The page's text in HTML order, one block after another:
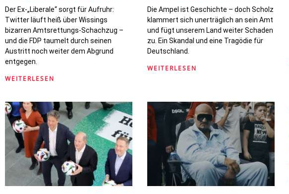
Der Ex-„Liberale“ sorgt für Aufruhr:
Twitter läuft heiß über Wissings
bizarren Amtsrettungs-Schachzug –
und die FDP taumelt durch seinen
Austritt noch weiter dem Abgrund
entgegen.
WEITERLESEN
Die Ampel ist Geschichte – doch Scholz
klammert sich unerträglich an sein Amt
und fügt unserem Land weiter Schaden
zu. Ein Skandal und eine Tragödie für
Deutschland.
WEITERLESEN